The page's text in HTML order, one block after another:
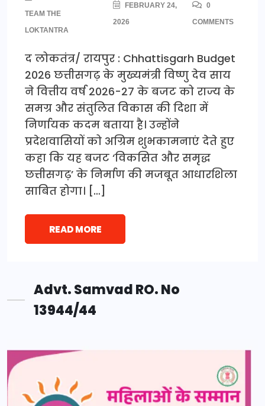
TEAM THE
LOKTANTRA
FEBRUARY 24,
2026
0
COMMENTS
द लोकतंत्र/ रायपुर : Chhattisgarh Budget
2026 छत्तीसगढ़ के मुख्यमंत्री विष्णु देव साय
ने वित्तीय वर्ष 2026-27 के बजट को राज्य के
समग्र और संतुलित विकास की दिशा में
निर्णायक कदम बताया है। उन्होंने
प्रदेशवासियों को अग्रिम शुभकामनाएं देते हुए
कहा कि यह बजट ‘विकसित और समृद्ध
छत्तीसगढ़’ के निर्माण की मजबूत आधारशिला
साबित होगा। […]
READ MORE
Advt. Samvad RO. No
13944/44